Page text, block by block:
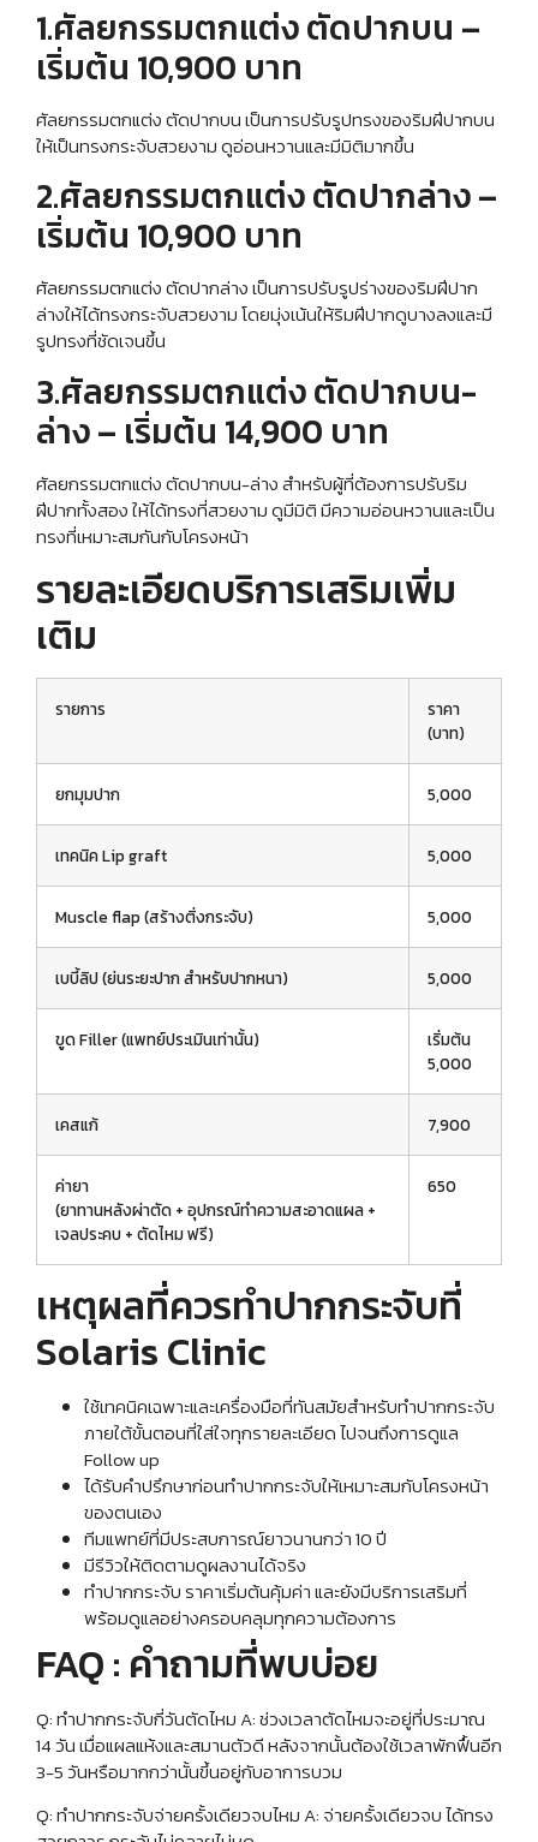
1.ศัลยกรรมตกแต่ง ตัดปากบน –
เริ่มต้น 10,900 บาท
ศัลยกรรมตกแต่ง ตัดปากบน เป็นการปรับรูปทรงของริมฝีปากบน
ให้เป็นทรงกระจับสวยงาม ดูอ่อนหวานและมีมิติมากขึ้น
2.ศัลยกรรมตกแต่ง ตัดปากล่าง –
เริ่มต้น 10,900 บาท
ศัลยกรรมตกแต่ง ตัดปากล่าง เป็นการปรับรูปร่างของริมฝีปาก
ล่างให้ได้ทรงกระจับสวยงาม โดยมุ่งเน้นให้ริมฝีปากดูบางลงและมี
รูปทรงที่ชัดเจนขึ้น
3.ศัลยกรรมตกแต่ง ตัดปากบน-
ล่าง – เริ่มต้น 14,900 บาท
ศัลยกรรมตกแต่ง ตัดปากบน-ล่าง สำหรับผู้ที่ต้องการปรับริม
ฝีปากทั้งสอง ให้ได้ทรงที่สวยงาม ดูมีมิติ มีความอ่อนหวานและเป็น
ทรงที่เหมาะสมกันกับโครงหน้า
รายละเอียดบริการเสริมเพิ่ม
เติม
รายการ
ราคา
(บาท)
ยกมุมปาก 5,000
เทคนิค Lip graft 5,000
Muscle flap (สร้างติ่งกระจับ) 5,000
เบบี้ลิป (ย่นระยะปาก สำหรับปากหนา) 5,000
ขูด Filler (แพทย์ประเมินเท่านั้น)
เริ่มต้น
5,000
เคสแก้ 7,900
ค่ายา
(ยาทานหลังผ่าตัด + อุปกรณ์ทำความสะอาดแผล +
เจลประคบ + ตัดไหม ฟรี)
650
เหตุผลที่ควรทำปากกระจับที่
Solaris Clinic
ใช้เทคนิคเฉพาะและเครื่องมือที่ทันสมัยสำหรับทำปากกระจับ
ภายใต้ขั้นตอนที่ใส่ใจทุกรายละเอียด ไปจนถึงการดูแล
Follow up
ได้รับคำปรึกษาก่อนทำปากกระจับให้เหมาะสมกับโครงหน้า
ของตนเอง
ทีมแพทย์ที่มีประสบการณ์ยาวนานกว่า 10 ปี
มีรีวิวให้ติดตามดูผลงานได้จริง
ทำปากกระจับ ราคาเริ่มต้นคุ้มค่า และยังมีบริการเสริมที่
พร้อมดูแลอย่างครอบคลุมทุกความต้องการ
FAQ : คำถามที่พบบ่อย
Q: ทําปากกระจับกี่วันตัดไหม A: ช่วงเวลาตัดไหมจะอยู่ที่ประมาณ
14 วัน เมื่อแผลแห้งและสมานตัวดี หลังจากนั้นต้องใช้เวลาพักฟื้นอีก
3-5 วันหรือมากกว่านั้นขึ้นอยู่กับอาการบวม
Q: ทำปากกระจับจ่ายครั้งเดียวจบไหม A: จ่ายครั้งเดียวจบ ได้ทรง